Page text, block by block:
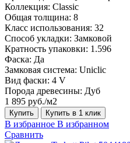
Коллекция: Classic
Общая толщина: 8
Класс использования: 32
Способ укладки: Замковой
Кратность упаковки: 1.596
Фаска: Да
Замковая система: Uniclic
Вид фаски: 4 V
Порода древесины: Дуб
1 895 руб./м2
Купить Купить в 1 клик
В избранное В избранном
Сравнить